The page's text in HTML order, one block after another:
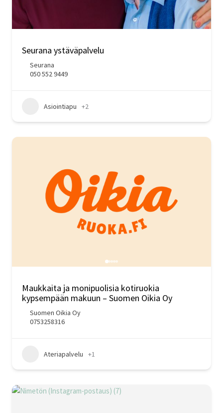
Seurana ystäväpalvelu
Seurana
050 552 9449
Asiointiapu +2
Maukkaita ja monipuolisia kotiruokia
kypsempään makuun – Suomen Oikia Oy
Suomen Oikia Oy
0753258316
Ateriapalvelu +1